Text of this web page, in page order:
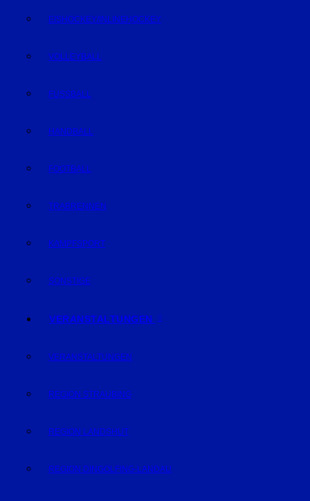
EISHOCKEY/INLINEHOCKEY
VOLLEYBALL
FUSSBALL
HANDBALL
FOOTBALL
TRABRENNEN
KAMPFSPORT
SONSTIGE
VERANSTALTUNGEN
VERANSTALTUNGEN
REGION STRAUBING
REGION LANDSHUT
REGION DINGOLFING-LANDAU